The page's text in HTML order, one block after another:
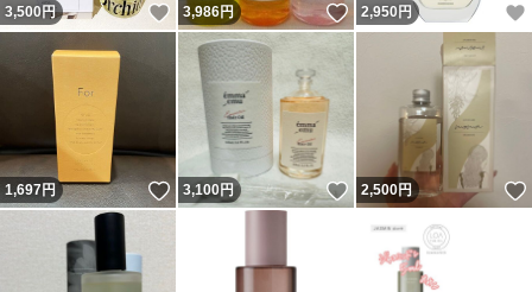
3,500円 いいね！
3,986円 いいね！
2,950 円
1,697 円 いいね！
3,100円 いいね！
2,500円